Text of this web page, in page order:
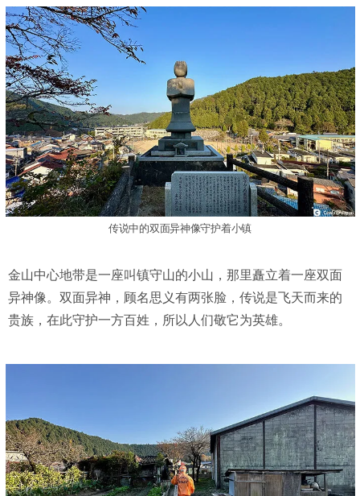
传说中的双面异神像守护着小镇
金山中心地带是一座叫镇守山的小山，那里矗立着一座双面
异神像。双面异神，顾名思义有两张脸，传说是飞天而来的
贵族，在此守护一方百姓，所以人们敬它为英雄。